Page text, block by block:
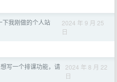
下我刚做的个人站
2024 年 9 月 25
日
想写一个排课功能，请
2024 年 8 月 22
日